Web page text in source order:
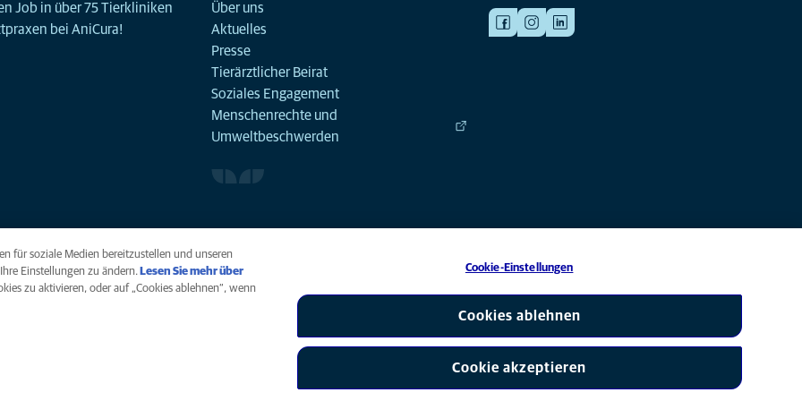
Job in über 75 Tierkliniken
bei AniCura!
Über uns
Aktuelles
Presse
Tierärztlicher Beirat
Soziales Engagement
Menschenrechte und
Umweltbeschwerden
AniCura ist eine Tochtergesellschaft von Mars, Inc © 2026
für soziale Medien bereitzustellen und unseren
Einstellungen zu ändern. Lesen Sie mehr über
zu aktivieren, oder auf „Cookies ablehnen“, wenn
Cookie-Einstellungen
Cookies ablehnen
Cookie akzeptieren